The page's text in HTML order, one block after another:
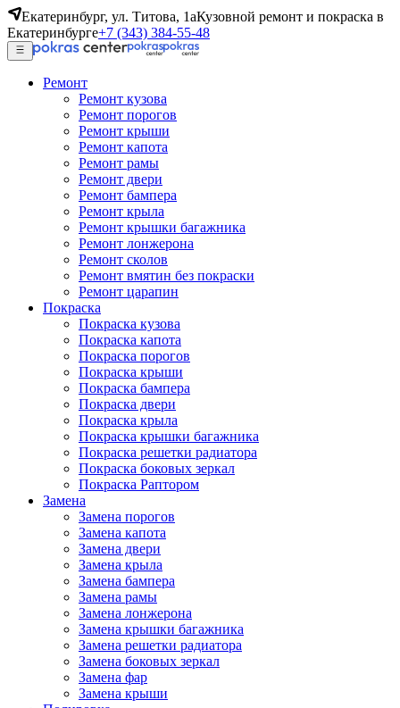
Екатеринбург, ул. Титова, 1аКузовной ремонт и покраска в
Екатеринбурге+7 (343) 384-55-48
Ремонт
Ремонт кузова
Ремонт порогов
Ремонт крыши
Ремонт капота
Ремонт рамы
Ремонт двери
Ремонт бампера
Ремонт крыла
Ремонт крышки багажника
Ремонт лонжерона
Ремонт сколов
Ремонт вмятин без покраски
Ремонт царапин
Покраска
Покраска кузова
Покраска капота
Покраска порогов
Покраска крыши
Покраска бампера
Покраска двери
Покраска крыла
Покраска крышки багажника
Покраска решетки радиатора
Покраска боковых зеркал
Покраска Раптором
Замена
Замена порогов
Замена капота
Замена двери
Замена крыла
Замена бампера
Замена рамы
Замена лонжерона
Замена крышки багажника
Замена решетки радиатора
Замена боковых зеркал
Замена фар
Замена крыши